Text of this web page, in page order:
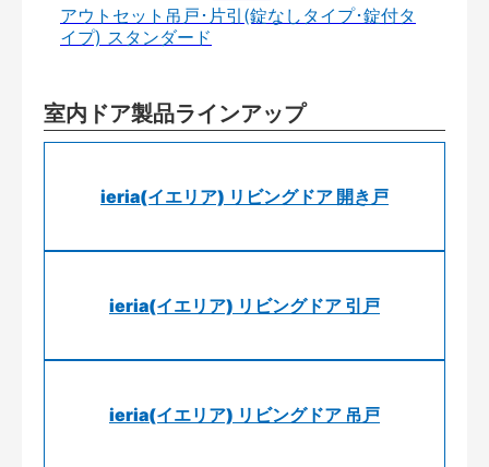
アウトセット吊戸･片引(錠なしタイプ･錠付タ
イプ) スタンダード
室内ドア製品ラインアップ
ieria(イエリア) リビングドア 開き戸
ieria(イエリア) リビングドア 引戸
ieria(イエリア) リビングドア 吊戸